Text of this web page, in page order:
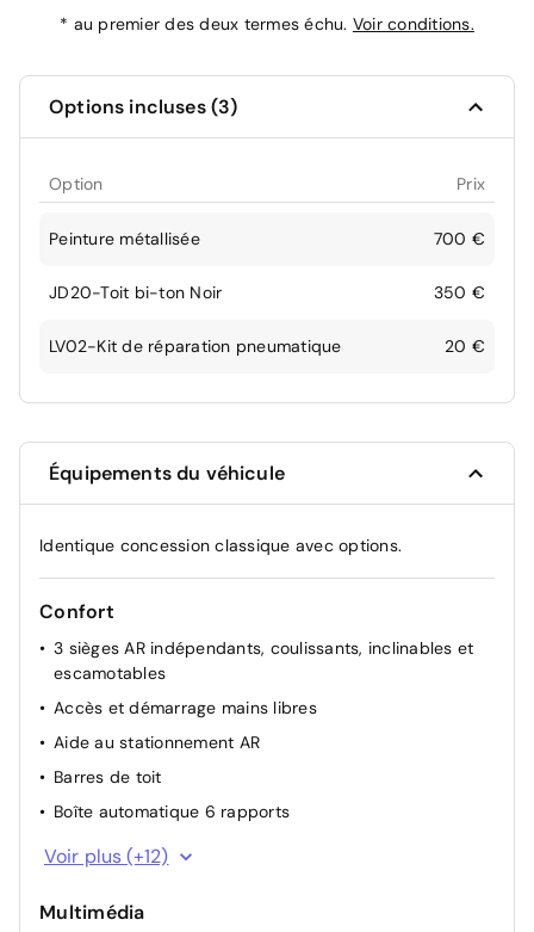
* au premier des deux termes échu. Voir conditions.
Options incluses (3)
Option Prix
Peinture métallisée 700 €
JD20-Toit bi-ton Noir 350 €
LV02-Kit de réparation pneumatique 20 €
Équipements du véhicule
Identique concession classique avec options.
Confort
3 sièges AR indépendants, coulissants, inclinables et
escamotables
Accès et démarrage mains libres
Aide au stationnement AR
Barres de toit
Boîte automatique 6 rapports
Climatisation automatique bi-zone
Essuie-vitres AV automatique Magic Wash
Voir plus (+12)
Multimédia